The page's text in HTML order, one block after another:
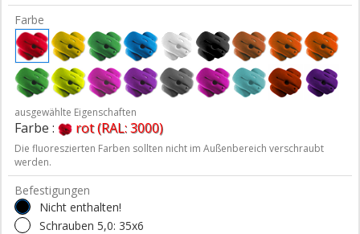
Farbe
ausgewählte Eigenschaften
Farbe : rot (RAL: 3000)
Die fluoreszierten Farben sollten nicht im Außenbereich verschraubt
werden.
Befestigungen
Nicht enthalten!
Schrauben 5,0: 35x6